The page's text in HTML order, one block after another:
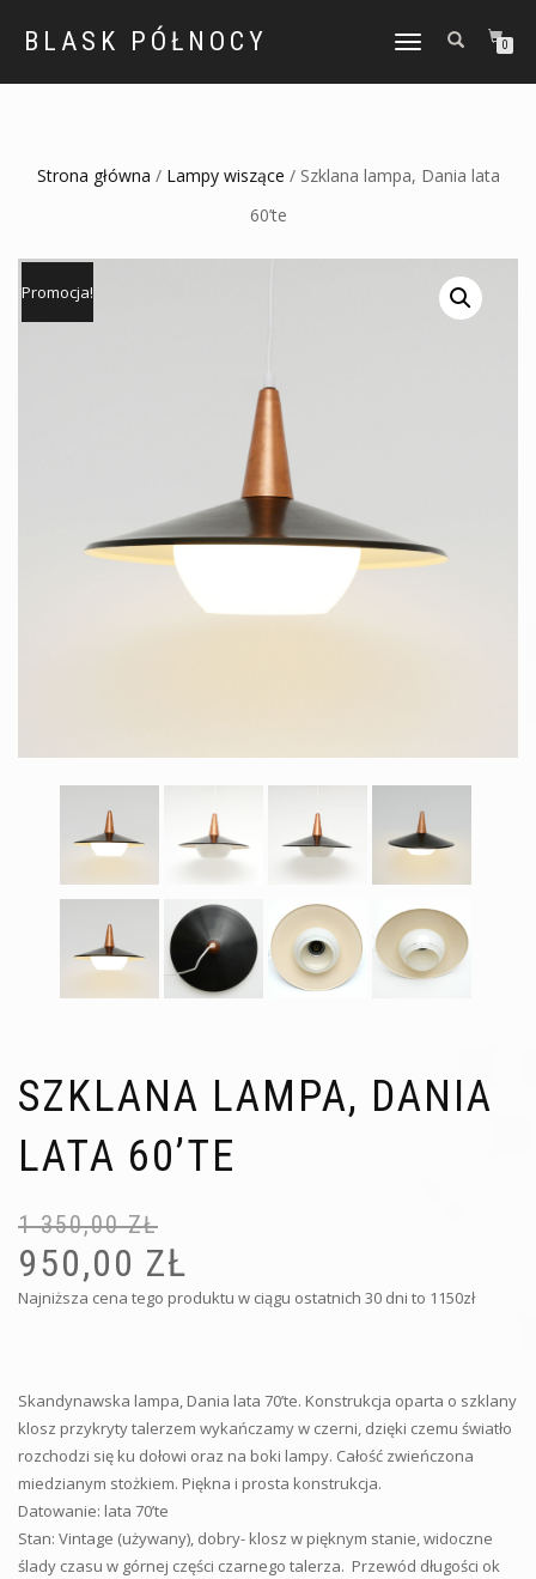
BLASK PÓŁNOCY
TOGGLE
0
Strona główna / Lampy wiszące / Szklana lampa, Dania lata
60’te
Promocja!
SZKLANA LAMPA, DANIA
LATA 60’TE
1 350,00ZŁ
950,00 ZŁ
Najniższa cena tego produktu w ciągu ostatnich 30 dni to 1150zł
Skandynawska lampa, Dania lata 70’te. Konstrukcja oparta o szklany
klosz przykryty talerzem wykańczamy w czerni, dzięki czemu światło
rozchodzi się ku dołowi oraz na boki lampy. Całość zwieńczona
miedzianym stożkiem. Piękna i prosta konstrukcja.
Datowanie: lata 70’te
Stan: Vintage (używany), dobry- klosz w pięknym stanie, widoczne
ślady czasu w górnej części czarnego talerza. Przewód długości ok